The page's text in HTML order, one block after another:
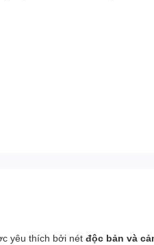
yêu thích bởi nét độc bản và